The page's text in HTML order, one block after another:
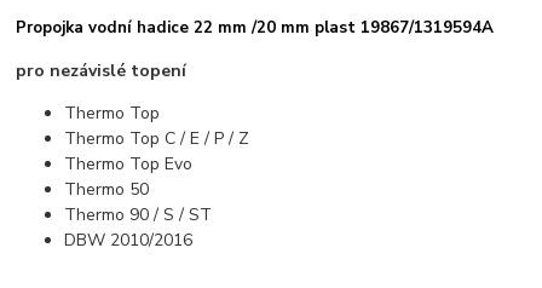
Propojka vodní hadice 22 mm /20 mm plast 19867/1319594A
pro nezávislé topení
Thermo Top
Thermo Top C / E / P / Z
Thermo Top Evo
Thermo 50
Thermo 90 / S / ST
DBW 2010/2016